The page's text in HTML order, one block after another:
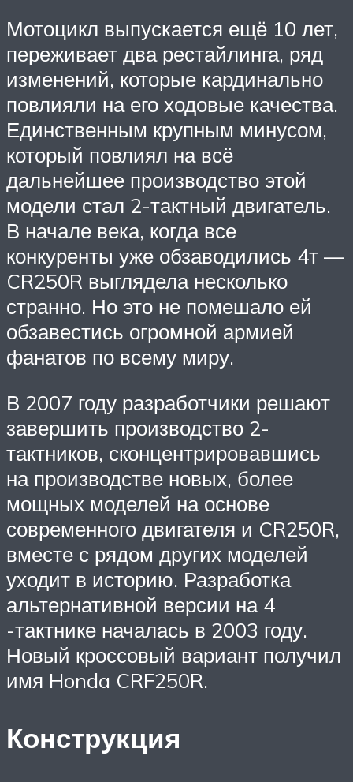
Мотоцикл выпускается ещё 10 лет,
переживает два рестайлинга, ряд
изменений, которые кардинально
повлияли на его ходовые качества.
Единственным крупным минусом,
который повлиял на всё
дальнейшее производство этой
модели стал 2-тактный двигатель.
В начале века, когда все
конкуренты уже обзаводились 4т —
CR250R выглядела несколько
странно. Но это не помешало ей
обзавестись огромной армией
фанатов по всему миру.
В 2007 году разработчики решают
завершить производство 2-
тактников, сконцентрировавшись
на производстве новых, более
мощных моделей на основе
современного двигателя и CR250R,
вместе с рядом других моделей
уходит в историю. Разработка
альтернативной версии на 4
-тактнике началась в 2003 году.
Новый кроссовый вариант получил
имя Honda CRF250R.
Конструкция